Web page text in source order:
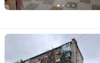
1-к квартира ·
Показать всю историю: